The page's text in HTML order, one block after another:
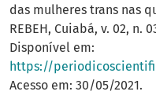
das mulheres trans nas
REBEH, Cuiabá, v. 02, n.
Disponível em:
https://
Acesso em: 30/05/2021.